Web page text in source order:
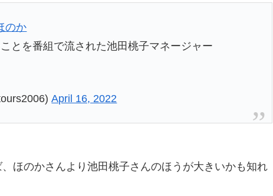
のか
とを番組で流された池田桃子マネージャー
April 16, 2022
ほのかさんより池田桃子さんのほうが大きいかも知れ